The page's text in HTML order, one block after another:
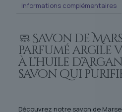
Informations complémentaires
🧼 Savon de
parfumé argile
à l’huile
savon qui
Découvrez notre savon de